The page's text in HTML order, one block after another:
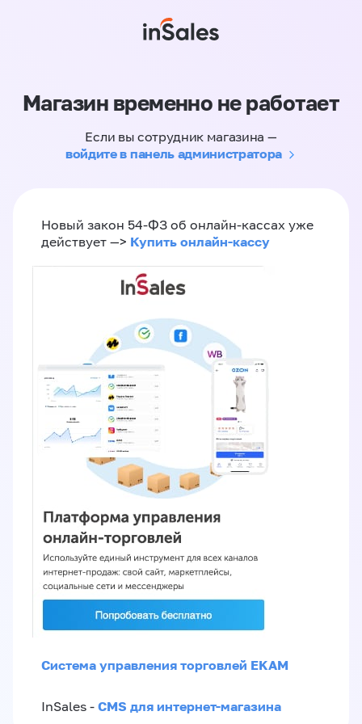
Магазин временно не работает
Если вы сотрудник магазина —
войдите в панель администратора
Новый закон 54-ФЗ об онлайн-кассах уже
действует —> Купить онлайн-кассу
Система управления торговлей EKAM
InSales - CMS для интернет-магазина